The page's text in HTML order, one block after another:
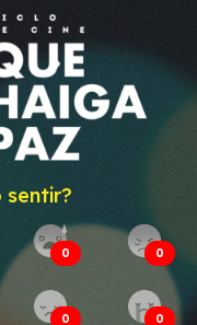
sentir?
0 0
0 0